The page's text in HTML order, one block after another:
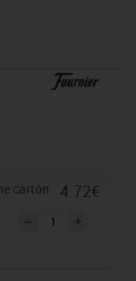
cartón
4.72€